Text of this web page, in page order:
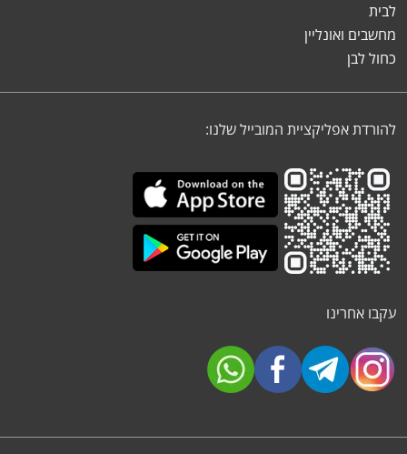
לבית
מחשבים ואונליין
כחול לבן
להורדת אפליקציית המובייל שלנו:
עקבו אחרינו